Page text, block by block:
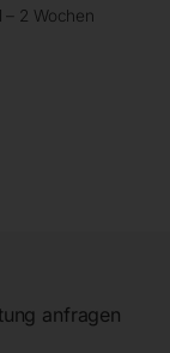
– 2 Wochen
anfragen